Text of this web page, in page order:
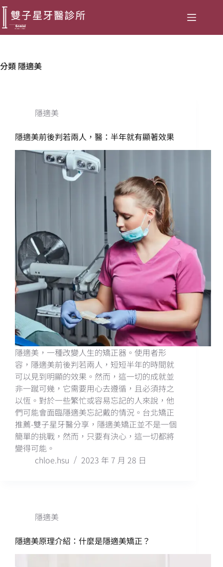
分類 隱適美
隱適美
隱適美前後判若兩人，醫：半年就有顯著效果
隱適美，一種改變人生的矯正器。使用者形
容，隱適美前後判若兩人，短短半年的時間就
可以見到明顯的效果。然而，這一切的成就並
非一蹴可幾，它需要用心去遵循，且必須持之
以恆。對於一些繁忙或容易忘記的人來說，他
們可能會面臨隱適美忘記戴的情況。台北矯正
推薦-雙子星牙醫分享，隱適美矯正並不是一個
簡單的挑戰，然而，只要有決心，這一切都將
變得可能。
chloe.hsu
2023 年 7 月 28 日
隱適美
隱適美原理介紹：什麼是隱適美矯正？